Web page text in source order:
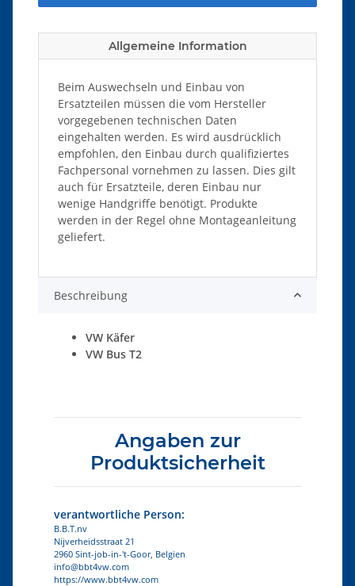
Allgemeine Information
Beim Auswechseln und Einbau von
Ersatzteilen müssen die vom Hersteller
vorgegebenen technischen Daten
eingehalten werden. Es wird ausdrücklich
empfohlen, den Einbau durch qualifiziertes
Fachpersonal vornehmen zu lassen. Dies gilt
auch für Ersatzteile, deren Einbau nur
wenige Handgriffe benötigt. Produkte
werden in der Regel ohne Montageanleitung
geliefert.
Beschreibung
VW Käfer
VW Bus T2
Angaben zur
Produktsicherheit
verantwortliche Person:
B.B.T.nv
Nijverheidsstraat 21
2960 Sint-job-in-'t-Goor, Belgien
info@bbt4vw.com
https://www.bbt4vw.com